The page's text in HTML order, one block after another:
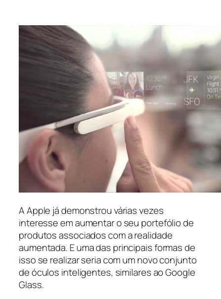
A Apple já demonstrou várias vezes
interesse em aumentar o seu portefólio de
produtos associados com a realidade
aumentada. E uma das principais formas de
isso se realizar seria com um novo conjunto
de óculos inteligentes, similares ao Google
Glass.